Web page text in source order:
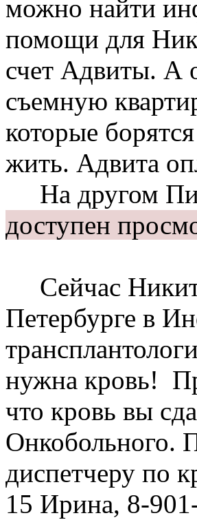
можно найти
помощи для
счет Адвиты. А
съемную
которые
жить. Адвита
На другом
доступен
Сейчас
Петербурге в
нужна кровь!
что кровь вы
Онкобольного.
диспетчеру по
15 Ирина, 8-